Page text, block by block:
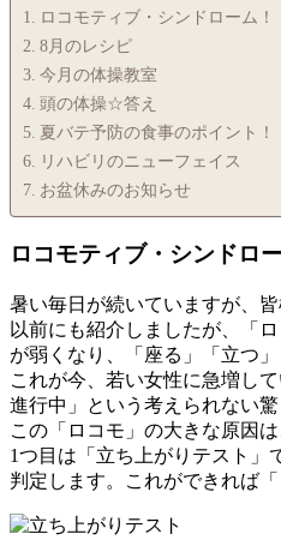
ロコモティブ・シンドローム！
8月のレシピ
今月の体操教室
頭の体操☆答え
夏バテ予防の食事のポイント！
リハビリのニューフェイス
お盆休みのお知らせ
ロコモティブ・シンドロ
暑い毎日が続いていますが、
以前にも紹介しましたが、「
が弱くなり、「座る」「立つ
これが今、若い女性に急増し
進行中」という考えられない
この「ロコモ」の大きな原因
1つ目は「立ち上がりテスト」
判定します。これができれば